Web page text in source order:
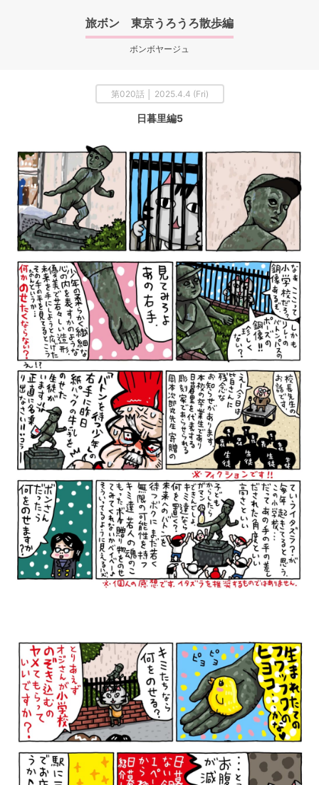
旅ボン 東京うろうろ散歩編
ボンボヤージュ
第020話 │ 2025.4.4 (Fri)
日暮里編5